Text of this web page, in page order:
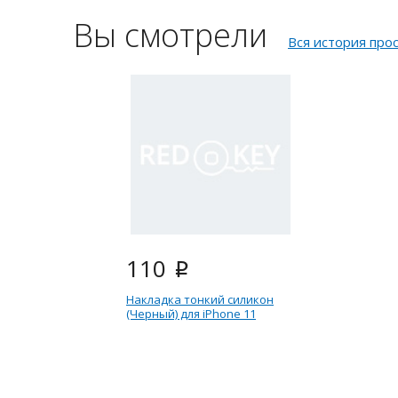
Вы смотрели Вся история
110 i
Накладка тонкий силикон
(Черный) для iPhone 11